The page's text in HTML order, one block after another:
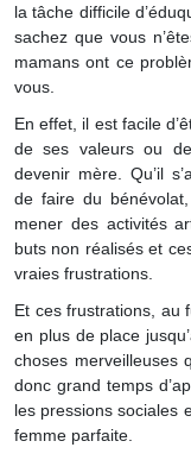
la tâche difficile
sachez que vous
mamans ont ce
vous.
En effet, il est facile
de ses valeurs ou
devenir mère. Qu’il
de faire du
mener des activités
buts non réalisés et
vraies frustrations.
Et ces frustrations, au
en plus de place
choses merveilleuses
donc grand temps
les pressions sociales
femme parfaite.